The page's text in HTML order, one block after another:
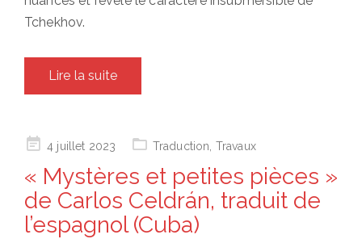
Tchekhov.
Lire la suite
Posted4 juillet 2023 Traduction Travaux
« Mystères et petites pièces »
de Carlos Celdrán, traduit de
l’espagnol (Cuba)